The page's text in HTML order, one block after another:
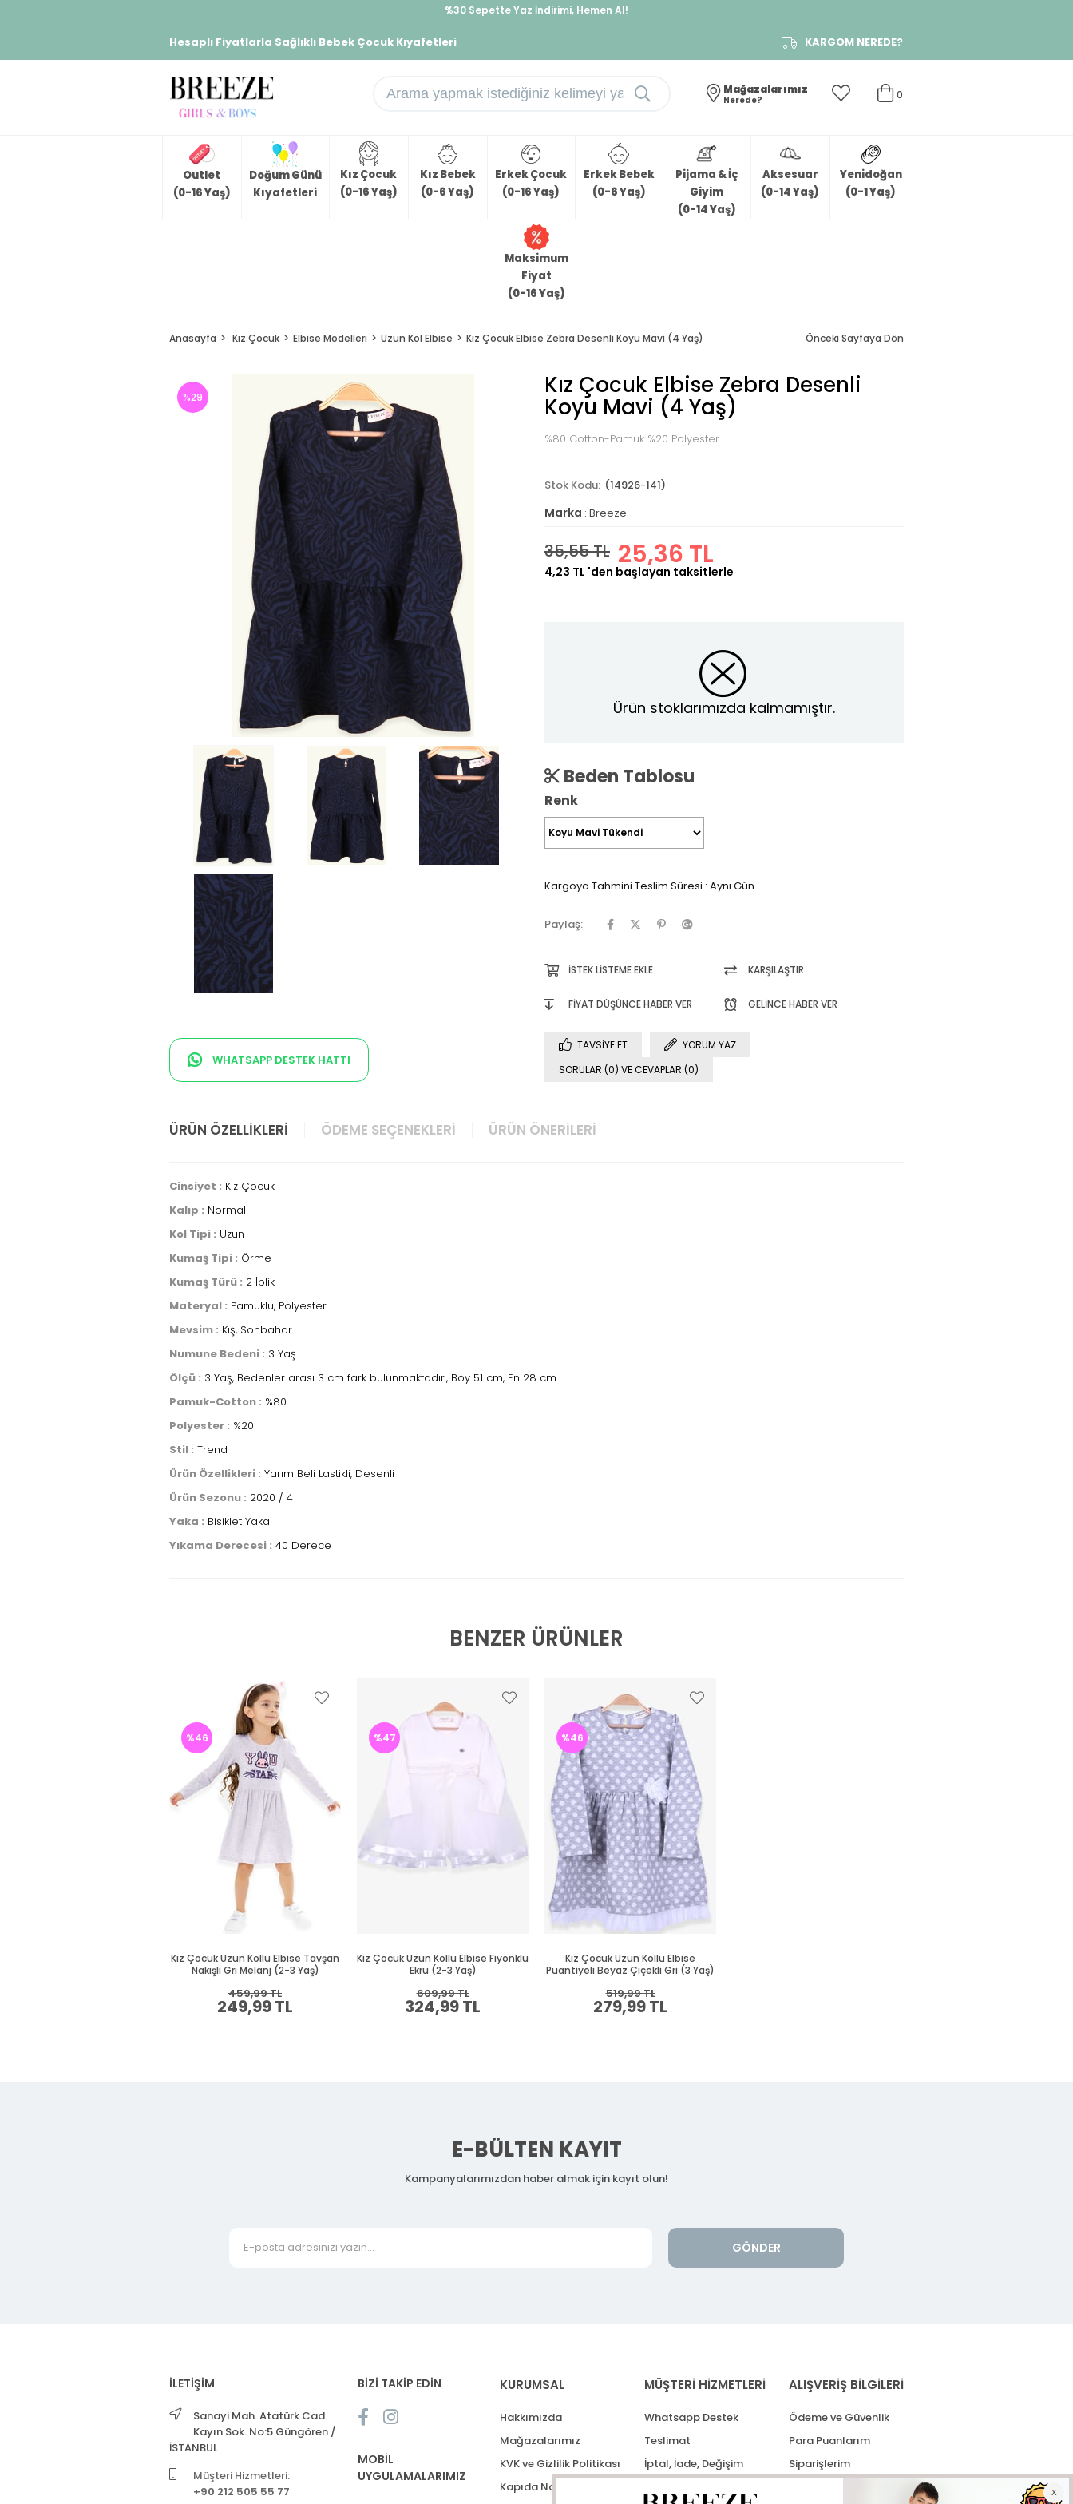
%30 Sepette Yaz İndirimi, Hemen Al!
Hesaplı Fiyatlarla Sağlıklı Bebek Çocuk Kıyafetleri KARGOM NEREDE?
0
Mağazalarımız
Nerede?
Outlet
(0-16 Yaş)
Doğum Günü
Kıyafetleri
Kız Çocuk
(0-16 Yaş)
Kız Bebek
(0-6 Yaş)
Erkek Çocuk
(0-16 Yaş)
Erkek Bebek
(0-6 Yaş)
Pijama & İç
Giyim
(0-14 Yaş)
Aksesuar
(0-14 Yaş)
Yenidoğan
(0-1 Yaş)
Maksimum
Fiyat
(0-16 Yaş)
Anasayfa Kız Çocuk Elbise Modelleri Uzun Kol Elbise Kız Çocuk Elbise Zebra Desenli Koyu Mavi (4 Yaş) Önceki Sayfaya Dön
%29
WHATSAPP DESTEK HATTI
Kız Çocuk Elbise Zebra Desenli
Koyu Mavi (4 Yaş)
%80 Cotton-Pamuk %20 Polyester
(14926-141)
Marka : Breeze
35,55 TL 25,36 TL
4,23 TL 'den başlayan taksitlerle
Ürün stoklarımızda kalmamıştır.
Beden Tablosu
Renk
Kargoya Tahmini Teslim Süresi : Aynı Gün
Paylaş:
İSTEK LISTEME EKLE KARŞILAŞTIR
FIYAT DÜŞÜNCE HABER VER GELINCE HABER VER
TAVSIYE ET
YORUM YAZ
SORULAR (0) VE CEVAPLAR (0)
ÜRÜN ÖZELLIKLERI ÖDEME SEÇENEKLERI ÜRÜN ÖNERILERI
Cinsiyet : Kız Çocuk
Kalıp : Normal
Kol Tipi : Uzun
Kumaş Tipi : Örme
Kumaş Türü : 2 İplik
Materyal : Pamuklu, Polyester
Mevsim : Kış, Sonbahar
Numune Bedeni : 3 Yaş
Ölçü : 3 Yaş, Bedenler arası 3 cm fark bulunmaktadır., Boy 51 cm, En 28 cm
Pamuk-Cotton : %80
Polyester : %20
Stil : Trend
Ürün Özellikleri : Yarım Beli Lastikli, Desenli
Ürün Sezonu : 2020 / 4
Yaka : Bisiklet Yaka
Yıkama Derecesi : 40 Derece
BENZER ÜRÜNLER
Kız Çocuk Uzun Kollu Elbise Tavşan
Nakışlı Gri Melanj (2-3 Yaş)
249,99 TL
459,99 TL
%46
Kiz Çocuk Uzun Kollu Elbise Fiyonklu
Ekru (2-3 Yaş)
324,99 TL
609,99 TL
%47
Kız Çocuk Uzun Kollu Elbise
Puantiyeli Beyaz Çiçekli Gri (3 Yaş)
279,99 TL
519,99 TL
%46
E-BÜLTEN KAYIT
Kampanyalarımızdan haber almak için kayıt olun!
GÖNDER
İLETİŞİM
Sanayi Mah. Atatürk Cad.
Kayın Sok. No:5 Güngören /
İSTANBUL
Müşteri Hizmetleri:
+90 212 505 55 77
BİZİ TAKİP EDİN
MOBİL
UYGULAMALARIMIZ
KURUMSAL
Hakkımızda
Mağazalarımız
KVK ve Gizlilik Politikası
Kapıda Nakit Ödeme
MÜŞTERİ HİZMETLERİ
Whatsapp Destek
Teslimat
İptal, İade, Değişim
ALIŞVERİŞ BİLGİLERİ
Ödeme ve Güvenlik
Para Puanlarım
Siparişlerim